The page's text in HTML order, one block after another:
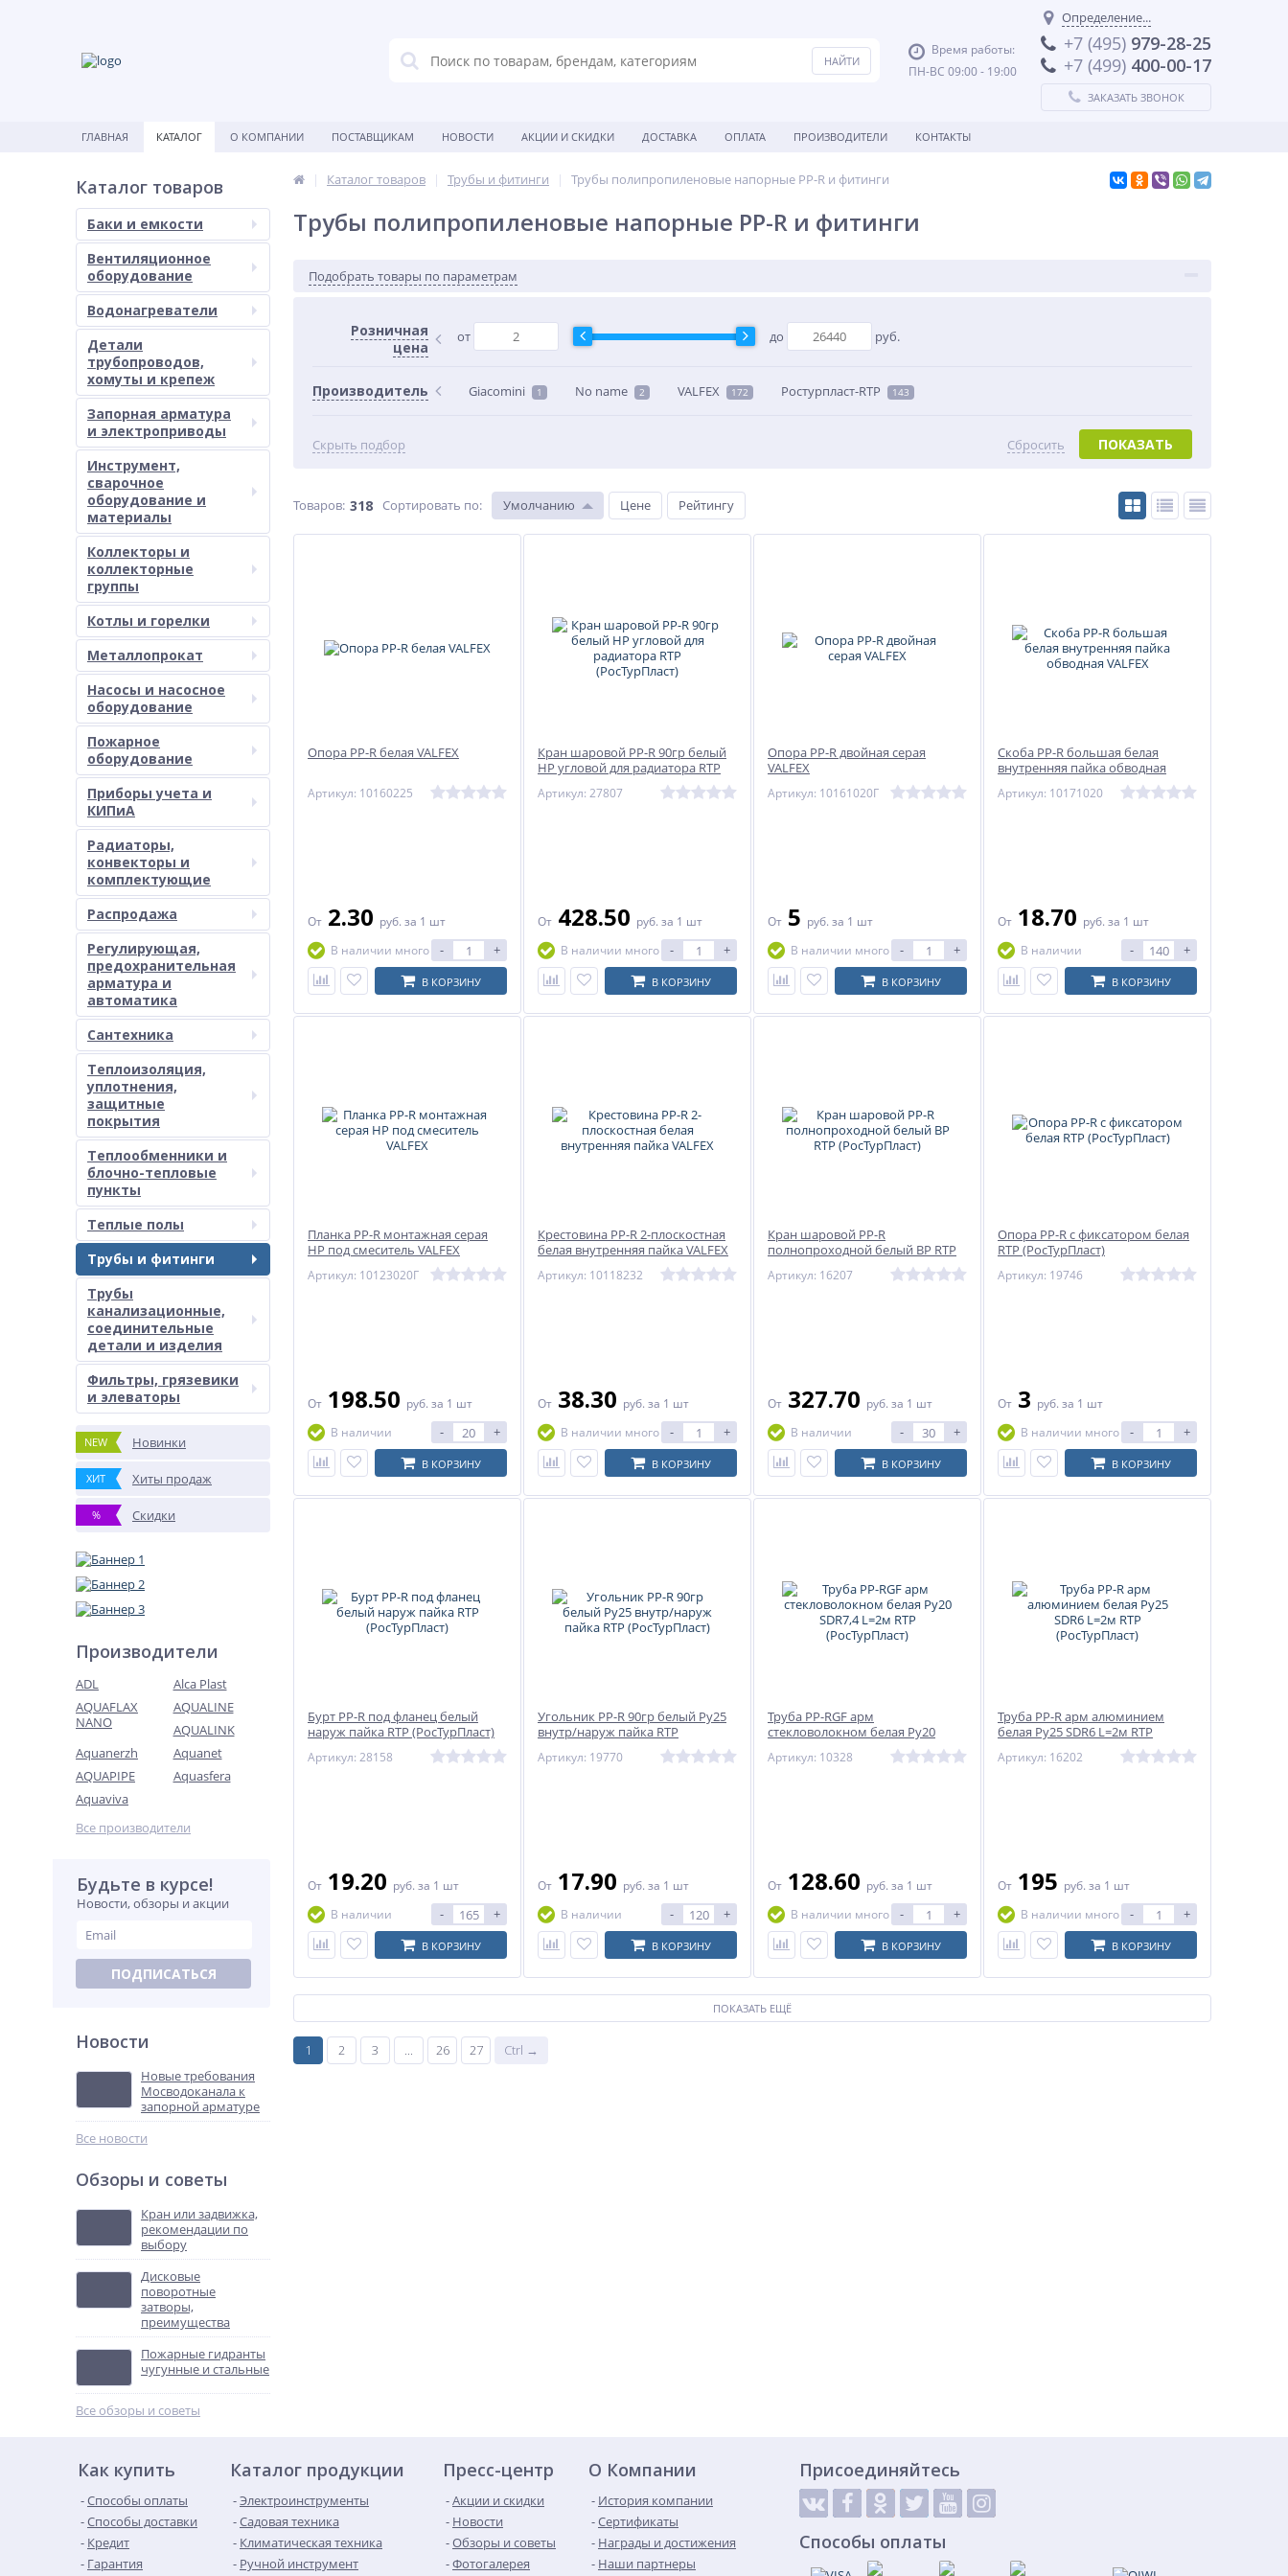
Время работы:
ПН-ВС 09:00 - 19:00
Определение...
+7 (495) 979-28-25
+7 (499) 400-00-17
ЗАКАЗАТЬ ЗВОНОК
ГЛАВНАЯ КАТАЛОГ О КОМПАНИИ ПОСТАВЩИКАМ НОВОСТИ АКЦИИ И СКИДКИ ДОСТАВКА ОПЛАТА ПРОИЗВОДИТЕЛИ КОНТАКТЫ
Каталог товаров
Баки и емкости
Вентиляционное
оборудование
Водонагреватели
Детали
трубопроводов,
хомуты и крепеж
Запорная арматура
и электроприводы
Инструмент,
сварочное
оборудование и
материалы
Коллекторы и
коллекторные
группы
Котлы и горелки
Металлопрокат
Насосы и насосное
оборудование
Пожарное
оборудование
Приборы учета и
КИПиА
Радиаторы,
конвекторы и
комплектующие
Распродажа
Регулирующая,
предохранительная
арматура и
автоматика
Сантехника
Теплоизоляция,
уплотнения,
защитные
покрытия
Теплообменники и
блочно-тепловые
пункты
Теплые полы
Трубы и фитинги
Трубы
канализационные,
соединительные
детали и изделия
Фильтры, грязевики
и элеваторы
NEW Новинки
ХИТ Хиты продаж
% Скидки
Производители
ADL
Alca Plast
AQUAFLAX
NANO
AQUALINE
AQUALINK
Aquanerzh
Aquanet
AQUAPIPE
Aquasfera
Aquaviva
Все производители
Будьте в курсе!
Новости, обзоры и акции
ПОДПИСАТЬСЯ
Новости
Новые требования
Мосводоканала к
запорной арматуре
Все новости
Обзоры и советы
Кран или задвижка,
рекомендации по
выбору
Дисковые
поворотные
затворы,
преимущества
Пожарные гидранты
чугунные и стальные
Все обзоры и советы
Каталог товаров Трубы и фитинги Трубы полипропиленовые напорные PP-R и фитинги
Трубы полипропиленовые напорные PP-R и фитинги
Подобрать товары по параметрам
Розничная
цена
от до руб.
Производитель Giacomini 1 No name 2 VALFEX 172 Ростурпласт-RTP 143
Скрыть подбор ПОКАЗАТЬ
Сбросить
Товаров: 318 Сортировать по: Умолчанию Цене Рейтингу
Опора PP-R белая VALFEX
Артикул: 10160225
От 2.30 руб. за 1 шт
В наличии много
- +
В КОРЗИНУ
Кран шаровой PP-R 90гр белый
НР угловой для радиатора RTP
Артикул: 27807
От 428.50 руб. за 1 шт
В наличии много
- +
В КОРЗИНУ
Опора PP-R двойная серая
VALFEX
Артикул: 10161020Г
От 5 руб. за 1 шт
В наличии много
- +
В КОРЗИНУ
Скоба PP-R большая белая
внутренняя пайка обводная
Артикул: 10171020
От 18.70 руб. за 1 шт
В наличии
- +
В КОРЗИНУ
Планка PP-R монтажная серая
НР под смеситель VALFEX
Артикул: 10123020Г
От 198.50 руб. за 1 шт
В наличии
- +
В КОРЗИНУ
Крестовина PP-R 2-плоскостная
белая внутренняя пайка VALFEX
Артикул: 10118232
От 38.30 руб. за 1 шт
В наличии много
- +
В КОРЗИНУ
Кран шаровой PP-R
полнопроходной белый ВР RTP
Артикул: 16207
От 327.70 руб. за 1 шт
В наличии
- +
В КОРЗИНУ
Опора PP-R с фиксатором белая
RTP (РосТурПласт)
Артикул: 19746
От 3 руб. за 1 шт
В наличии много
- +
В КОРЗИНУ
Бурт PP-R под фланец белый
наруж пайка RTP (РосТурПласт)
Артикул: 28158
От 19.20 руб. за 1 шт
В наличии
- +
В КОРЗИНУ
Угольник PP-R 90гр белый Ру25
внутр/наруж пайка RTP
Артикул: 19770
От 17.90 руб. за 1 шт
В наличии
- +
В КОРЗИНУ
Труба PP-RGF арм
стекловолокном белая Ру20
SDR7,4 L=2м RTP (РосТурПласт)
Артикул: 10328
От 128.60 руб. за 1 шт
В наличии много
- +
В КОРЗИНУ
Труба PP-R арм алюминием
белая Ру25 SDR6 L=2м RTP
Артикул: 16202
От 195 руб. за 1 шт
В наличии много
- +
В КОРЗИНУ
ПОКАЗАТЬ ЕЩЁ
1 2 3 ... 26 27 Ctrl →
Как купить
Способы оплаты
Способы доставки
Кредит
Гарантия
Каталог продукции
Электроинструменты
Садовая техника
Климатическая техника
Ручной инструмент
Пресс-центр
Акции и скидки
Новости
Обзоры и советы
Фотогалерея
О Компании
История компании
Сертификаты
Награды и достижения
Наши партнеры
Присоединяйтесь
Способы оплаты